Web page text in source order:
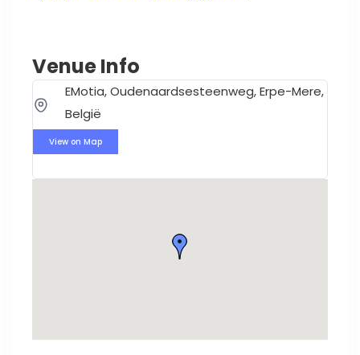
Venue Info
EMotia, Oudenaardsesteenweg, Erpe-Mere,
België
View on Map